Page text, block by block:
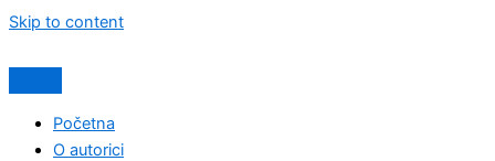
Skip to content
Početna
O autorici